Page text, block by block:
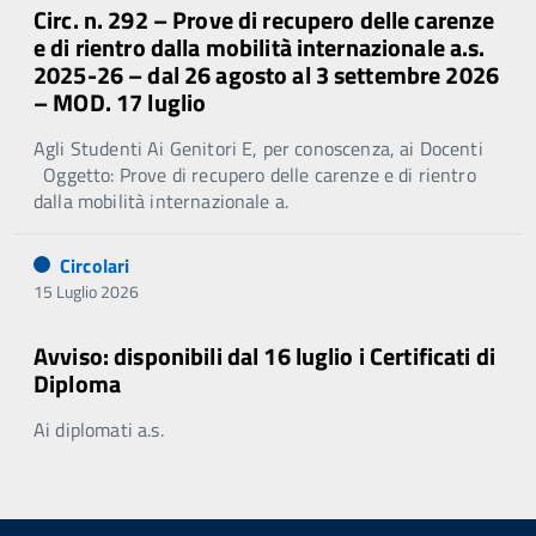
Circ. n. 292 – Prove di recupero delle carenze
e di rientro dalla mobilità internazionale a.s.
2025-26 – dal 26 agosto al 3 settembre 2026
– MOD. 17 luglio
Agli Studenti Ai Genitori E, per conoscenza, ai Docenti
Oggetto: Prove di recupero delle carenze e di rientro
dalla mobilità internazionale a.
Circolari
15 Luglio 2026
Avviso: disponibili dal 16 luglio i Certificati di
Diploma
Ai diplomati a.s.